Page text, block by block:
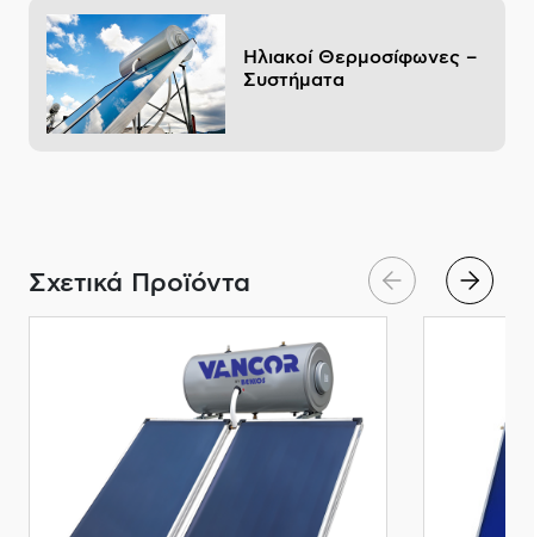
Ηλιακοί Θερμοσίφωνες –
Συστήματα
Σχετικά Προϊόντα